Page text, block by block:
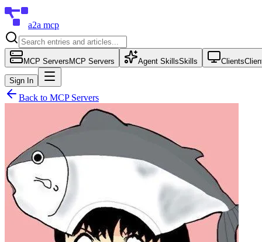
a2a mcp
MCP Servers MCP Servers Agent SkillsSkills Clients
Sign In
Back to MCP Servers